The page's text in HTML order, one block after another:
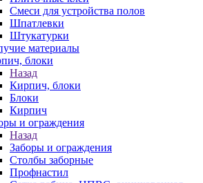
Смеси для устройства полов
Шпатлевки
Штукатурки
материалы
блоки
Назад
Кирпич, блоки
Блоки
Кирпич
и ограждения
Назад
Заборы и ограждения
Столбы заборные
Профнастил